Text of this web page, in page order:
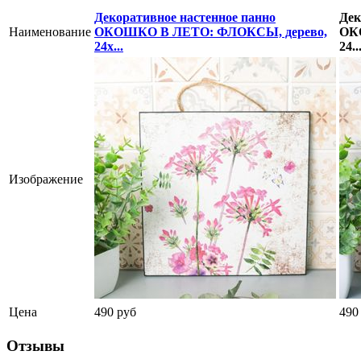
Наименование
Декоративное настенное панно
ОКОШКО В ЛЕТО: ФЛОКСЫ, дерево,
24х...
24...
Изображение
Цена 490 руб 490
Отзывы